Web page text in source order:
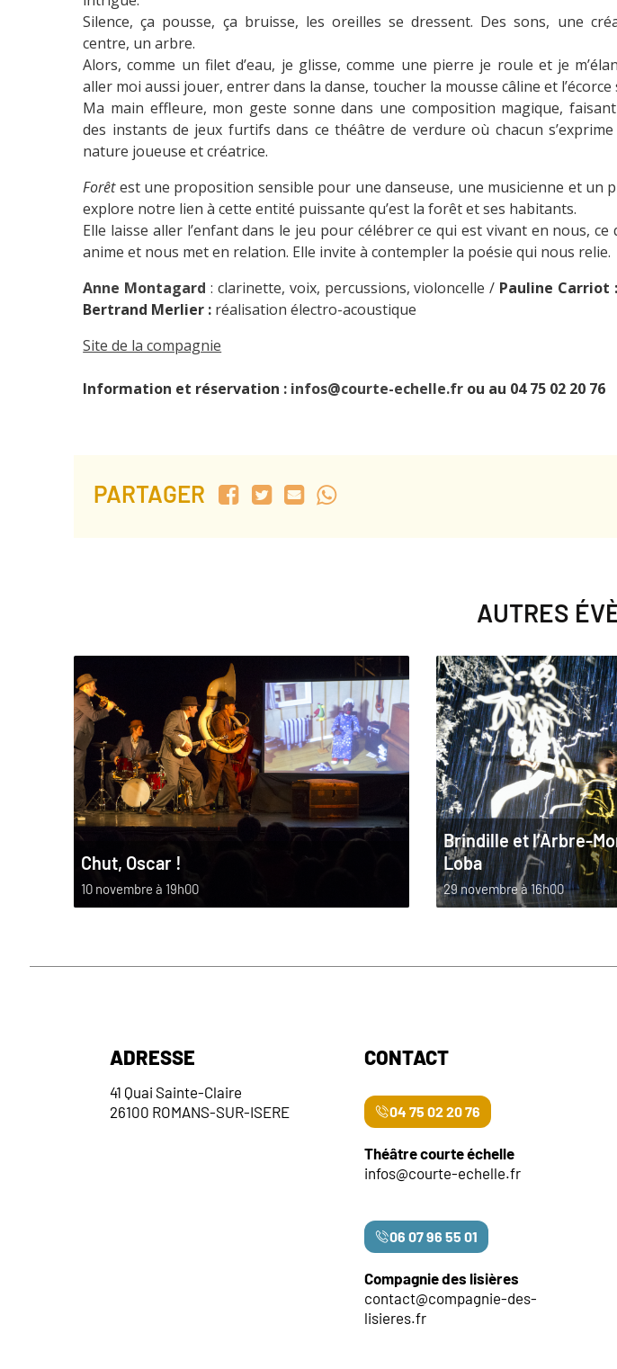
Silence, ça pousse, ça bruisse, les oreilles se dressent. Des sons, une
centre, un arbre.
Alors, comme un filet d’eau, je glisse, comme une pierre je roule et je
aller moi aussi jouer, entrer dans la danse, toucher la mousse câline et l’écorce
Ma main effleure, mon geste sonne dans une composition magique,
des instants de jeux furtifs dans ce théâtre de verdure où chacun s’exprime
nature joueuse et créatrice.
Forêtest une proposition sensible pour une danseuse, une musicienne et un
explore notre lien à cette entité puissante qu’est la forêt et ses habitants.
Elle laisse aller l’enfant dans le jeu pour célébrer ce qui est vivant en nous, ce
anime et nous met en relation. Elle invite à contempler la poésie qui nous relie.
Anne Montagard : clarinette, voix, percussions, violoncelle / Pauline Carriot :
Bertrand Merlier : réalisation électro-acoustique
Site de la compagnie
Information et réservation : infos@courte-echelle.fr ou au 04 75 02 20 76
PARTAGER
AUTRES
Chut, Oscar !
10 novembre à 19h00
Brindille et l’Arbre-
Loba
29 novembre à 16h00
ADRESSE
41 Quai Sainte-Claire
26100 ROMANS-SUR-ISERE
CONTACT
04 75 02 20 76
Théâtre courte échelle
infos@courte-echelle.fr
06 07 96 55 01
Compagnie des lisières
contact@compagnie-des-
lisieres.fr